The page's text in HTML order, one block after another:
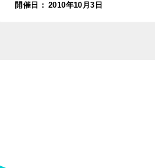
開催日 ： 2010年10月3日